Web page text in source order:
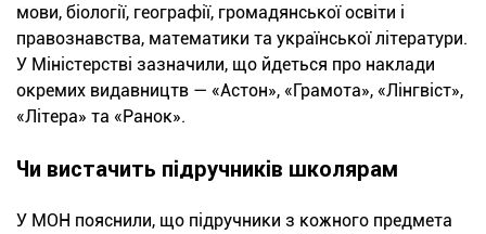
мови, біології, географії, громадянської освіти і
правознавства, математики та української літератури.
У Міністерстві зазначили, що йдеться про наклади
окремих видавництв — «Астон», «Грамота», «Лінгвіст»,
«Літера» та «Ранок».
Чи вистачить підручників школярам
У МОН пояснили, що підручники з кожного предмета